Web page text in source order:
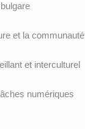
et la communauté
et interculturel
numériques